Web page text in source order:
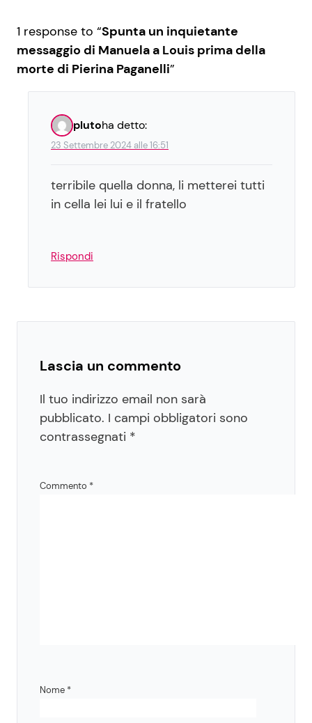
1 response to “Spunta un inquietante
messaggio di Manuela a Louis prima della
morte di Pierina Paganelli”
plutoha detto:
23 Settembre 2024 alle 16:51
terribile quella donna, li metterei tutti
in cella lei lui e il fratello
Rispondi
Lascia un commento
Il tuo indirizzo email non sarà
pubblicato. I campi obbligatori sono
contrassegnati *
Commento *
Nome *